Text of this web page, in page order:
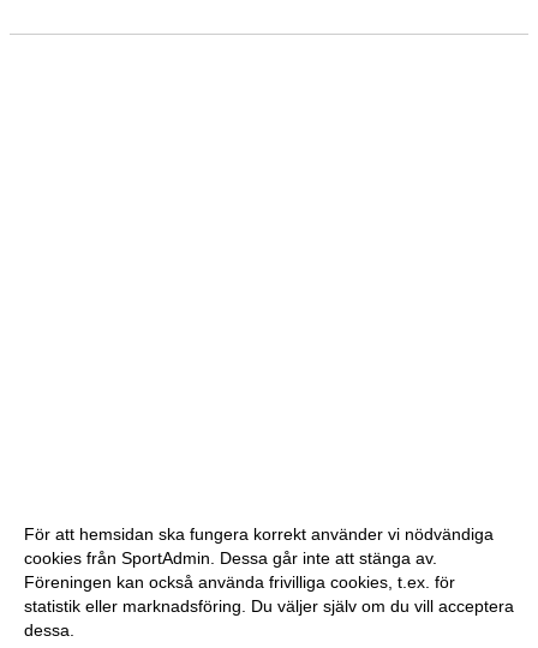
För att hemsidan ska fungera korrekt använder vi nödvändiga
cookies från SportAdmin. Dessa går inte att stänga av.
Föreningen kan också använda frivilliga cookies, t.ex. för
statistik eller marknadsföring. Du väljer själv om du vill acceptera
dessa.